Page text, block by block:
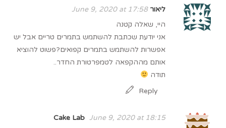
ליאור June 9, 2020 at 17:58
היי, שאלה קטנה
אני יודעת שכתבת להשתמש בתמרים טריים אבל יש
אפשרות להשתמש בתמרים קפואים?פשוט להוציא
אותם מההקפאה לטמפרטורת החדר..
תודה
Reply
Cake Lab June 9, 2020 at 18:15